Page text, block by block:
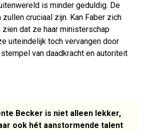
is minder geduldig. De
zullen cruciaal zijn. Kan Faber zich
zien dat ze haar ministerschap
uiteindelijk toch vervangen door
van daadkracht en autoriteit
Becker is niet alleen lekker,
ook hét aanstormende talent